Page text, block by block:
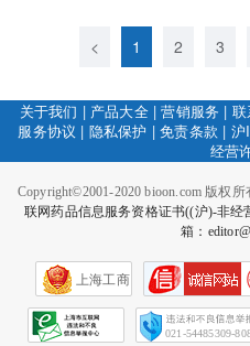
< 1 2 3
关于我们 | 产品大全|营销服务 | 联
服务协议 | 隐私保护 |免责条款 | 沪
经营
Copyright©2001-2020 bioon.com 版权
联网药品信息服务资格证书((沪)-非经
箱：
上海工商
021-54485309-